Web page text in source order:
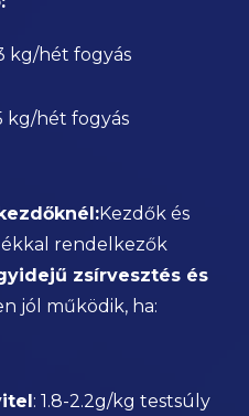
kg/hét fogyás
kg/hét fogyás
Kezdők és
rendelkezők
zsírvesztés és
jól működik, ha:
: 1.8-2.2g/kg testsúly